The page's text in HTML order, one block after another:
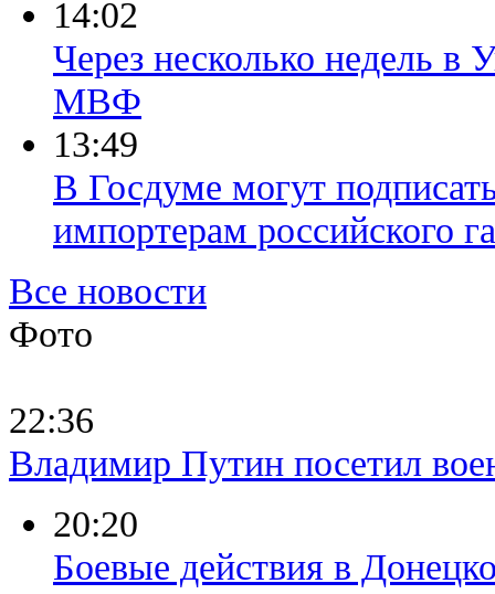
14:02
Через несколько недель в
МВФ
13:49
В Госдуме могут
импортерам российского
Все новости
Фото
22:36
Владимир Путин посетил
20:20
Боевые действия в